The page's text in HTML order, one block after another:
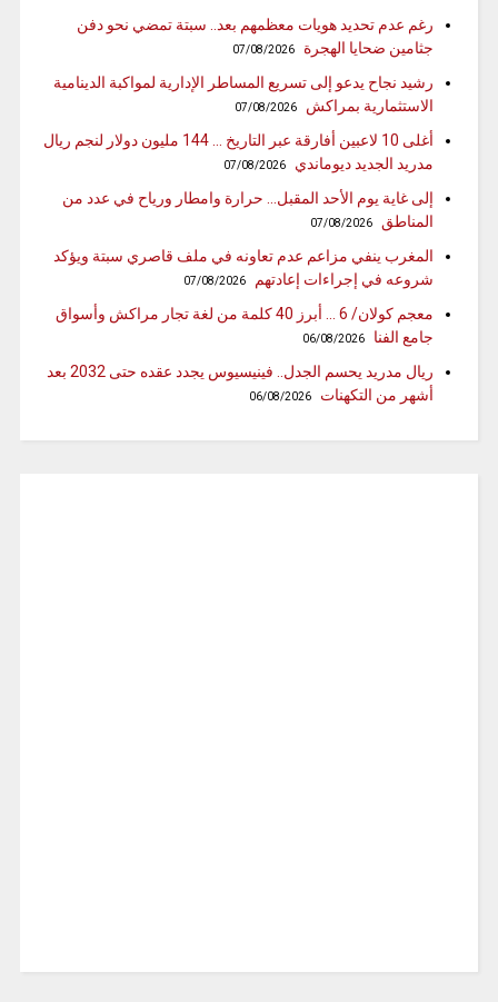
رغم عدم تحديد هويات معظمهم بعد.. سبتة تمضي نحو دفن
جثامين ضحايا الهجرة
07/08/2026
رشيد نجاح يدعو إلى تسريع المساطر الإدارية لمواكبة الدينامية
الاستثمارية بمراكش
07/08/2026
أغلى 10 لاعبين أفارقة عبر التاريخ … 144 مليون دولار لنجم ريال
مدريد الجديد ديوماندي
07/08/2026
إلى غاية يوم الأحد المقبل… حرارة وامطار ورياح في عدد من
المناطق
07/08/2026
المغرب ينفي مزاعم عدم تعاونه في ملف قاصري سبتة ويؤكد
شروعه في إجراءات إعادتهم
07/08/2026
معجم كولان/ 6 … أبرز 40 كلمة من لغة تجار مراكش وأسواق
جامع الفنا
06/08/2026
ريال مدريد يحسم الجدل.. فينيسيوس يجدد عقده حتى 2032 بعد
أشهر من التكهنات
06/08/2026